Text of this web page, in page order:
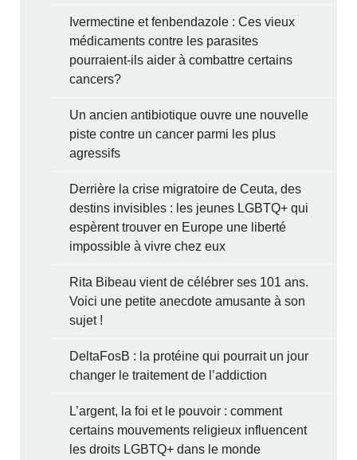
Ivermectine et fenbendazole : Ces vieux
médicaments contre les parasites
pourraient-ils aider à combattre certains
cancers?
Un ancien antibiotique ouvre une nouvelle
piste contre un cancer parmi les plus
agressifs
Derrière la crise migratoire de Ceuta, des
destins invisibles : les jeunes LGBTQ+ qui
espèrent trouver en Europe une liberté
impossible à vivre chez eux
Rita Bibeau vient de célébrer ses 101 ans.
Voici une petite anecdote amusante à son
sujet !
DeltaFosB : la protéine qui pourrait un jour
changer le traitement de l’addiction
L’argent, la foi et le pouvoir : comment
certains mouvements religieux influencent
les droits LGBTQ+ dans le monde